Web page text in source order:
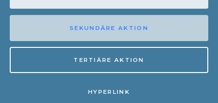
SEKUNDÄRE AKTION
TERTIÄRE AKTION
HYPERLINK